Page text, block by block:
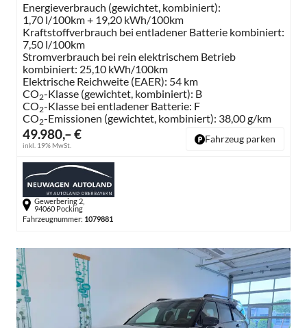
49.980,– €
inkl. 19% MwSt.
Energieverbrauch (gewichtet, kombiniert):
1,70 l/100km + 19,20 kWh/100km
Kraftstoffverbrauch bei entladener Batterie kombiniert:
7,50 l/100km
Stromverbrauch bei rein elektrischem Betrieb
kombiniert: 25,10 kWh/100km
Elektrische Reichweite (EAER): 54 km
CO2-Klasse (gewichtet, kombiniert): B
CO2-Klasse bei entladener Batterie: F
CO2-Emissionen (gewichtet, kombiniert): 38,00 g/km
Fahrzeug parken
Gewerbering 2,
94060 Pocking
Fahrzeugnummer: 1079881